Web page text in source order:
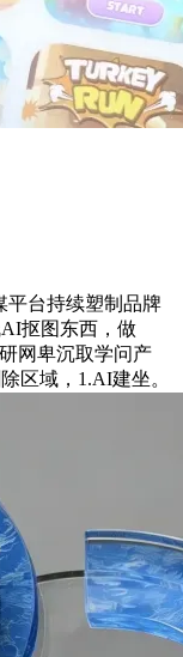
平台持续塑制品牌
抠图东西，做
网卑沉取学问产
区域，1.AI建坐。